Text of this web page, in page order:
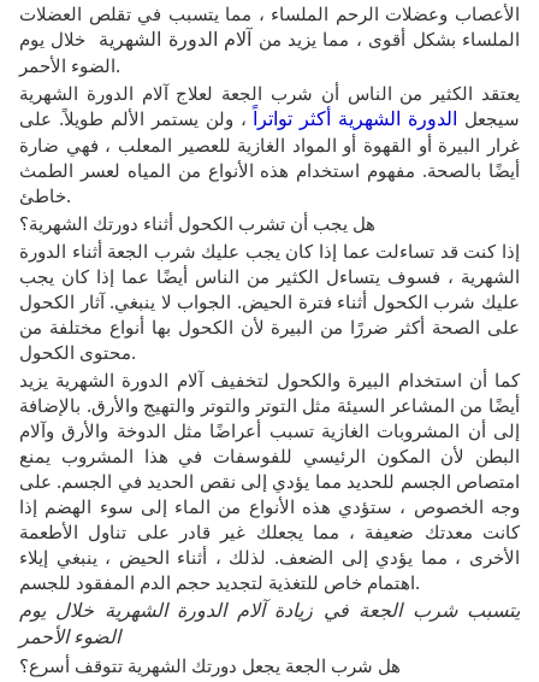
الأعصاب وعضلات الرحم الملساء ، مما يتسبب في تقلص العضلات
الملساء بشكل أقوى ، مما يزيد من
آلام الدورة الشهرية خلال يوم
الضوء الأحمر.
يعتقد الكثير من الناس أن شرب الجعة لعلاج آلام الدورة الشهرية
سيجعل
الدورة الشهرية أكثر تواتراً
، ولن يستمر الألم طويلاً. على
غرار البيرة أو القهوة أو المواد الغازية للعصير المعلب ، فهي ضارة
أيضًا بالصحة. مفهوم استخدام هذه الأنواع من المياه لعسر الطمث
خاطئ.
هل يجب أن تشرب الكحول أثناء دورتك الشهرية؟
إذا كنت قد تساءلت عما إذا كان يجب عليك شرب الجعة أثناء الدورة
الشهرية ، فسوف يتساءل الكثير من الناس أيضًا عما إذا كان يجب
عليك شرب الكحول أثناء فترة الحيض. الجواب لا ينبغي. آثار الكحول
على الصحة أكثر ضررًا من البيرة لأن الكحول بها أنواع مختلفة من
محتوى الكحول.
كما أن استخدام البيرة والكحول لتخفيف آلام الدورة الشهرية يزيد
أيضًا من المشاعر السيئة مثل التوتر والتوتر والتهيج والأرق. بالإضافة
إلى أن المشروبات الغازية تسبب أعراضًا مثل الدوخة والأرق وآلام
البطن لأن المكون الرئيسي للفوسفات في هذا المشروب يمنع
امتصاص الجسم للحديد مما يؤدي إلى نقص الحديد في الجسم. على
وجه الخصوص ، ستؤدي هذه الأنواع من الماء إلى سوء الهضم إذا
كانت معدتك ضعيفة ، مما يجعلك غير قادر على تناول الأطعمة
الأخرى ، مما يؤدي إلى الضعف. لذلك ، أثناء الحيض ، ينبغي إيلاء
اهتمام خاص للتغذية لتجديد حجم الدم المفقود للجسم.
يتسبب شرب الجعة في زيادة آلام الدورة الشهرية خلال يوم
الضوء الأحمر
هل شرب الجعة يجعل دورتك الشهرية تتوقف أسرع؟